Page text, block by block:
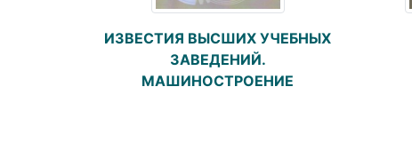
ИЗВЕСТИЯ ВЫСШИХ УЧЕБНЫХ
ЗАВЕДЕНИЙ.
МАШИНОСТРОЕНИЕ